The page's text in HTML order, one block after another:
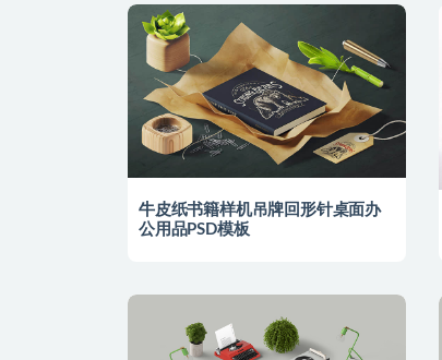
牛皮纸书籍样机吊牌回形针桌面办
公用品PSD模板